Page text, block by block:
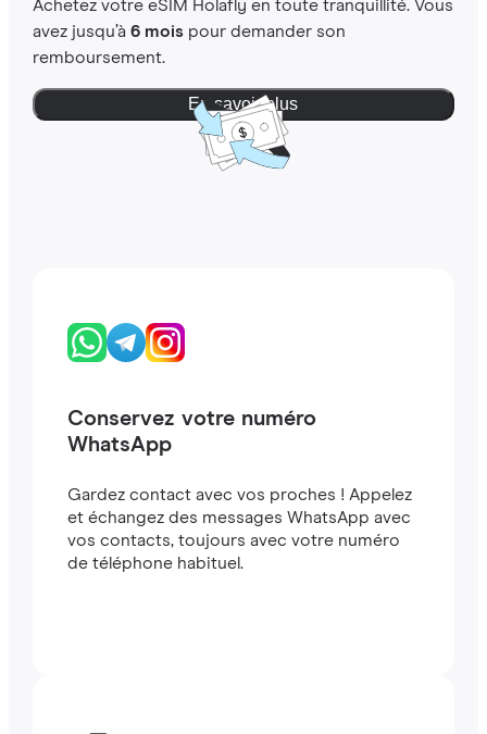
Achetez votre eSIM Holafly en toute tranquillité. Vous
avez jusqu’à 6 moispour demander son
remboursement.
En savoir plus
Conservez votre numéro
WhatsApp
Gardez contact avec vos proches ! Appelez
et échangez des messages WhatsApp avec
vos contacts, toujours avec votre numéro
de téléphone habituel.